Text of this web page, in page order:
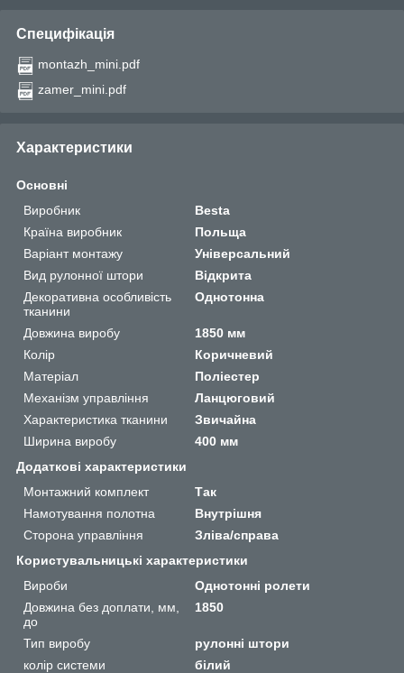
Специфікація
montazh_mini.pdf
zamer_mini.pdf
Характеристики
Основні
Виробник
Besta
Країна виробник
Польща
Варіант монтажу
Універсальний
Вид рулонної штори
Відкрита
Декоративна особливість
тканини
Однотонна
Довжина виробу
1850 мм
Колір
Коричневий
Матеріал
Поліестер
Механізм управління
Ланцюговий
Характеристика тканини
Звичайна
Ширина виробу
400 мм
Додаткові характеристики
Монтажний комплект
Так
Намотування полотна
Внутрішня
Сторона управління
Зліва/справа
Користувальницькі характеристики
Вироби
Однотонні ролети
Довжина без доплати, мм,
до
1850
Тип виробу
рулонні штори
колір системи
білий